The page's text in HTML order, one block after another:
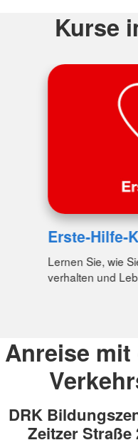
Kurse
Erste-Hilfe-
Lernen Sie, wie
verhalten und
Anreise
DRK
Zeitzer Straße